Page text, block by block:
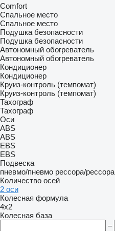
Comfort
Спальное место
Спальное место
Подушка безопасности
Подушка безопасности
Автономный обогреватель
Автономный обогреватель
Кондиционер
Кондиционер
Круиз-контроль (темпомат)
Круиз-контроль (темпомат)
Тахограф
Тахограф
Оси
ABS
ABS
EBS
EBS
Подвеска
пневмо/пневмо рессора/рессора
Количество осей
2 оси
Колесная формула
4x2
Колесная база
–